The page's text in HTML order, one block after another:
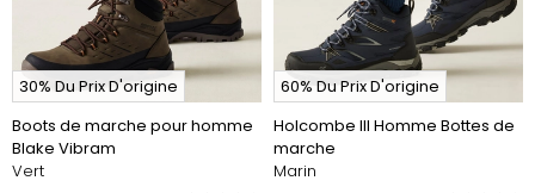
30% Du Prix D'origine
Boots de marche pour homme
Blake Vibram
Vert
60% Du Prix D'origine
Holcombe III Homme Bottes de
marche
Marin